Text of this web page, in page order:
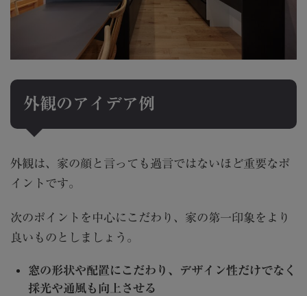
外観のアイデア例
外観は、家の顔と言っても過言ではないほど重要なポ
イントです。
次のポイントを中心にこだわり、家の第一印象をより
良いものとしましょう。
窓の形状や配置にこだわり、デザイン性だけでなく
採光や通風も向上させる